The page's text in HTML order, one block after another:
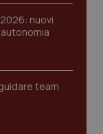
nuovi
team
/Dominio